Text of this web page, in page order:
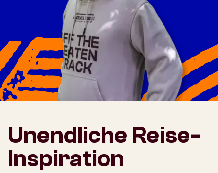
Unendliche Reise-
Inspiration